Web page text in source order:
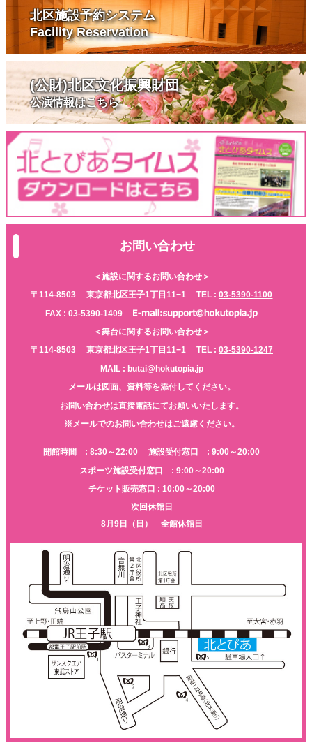
北区施設予約システム
Facility Reservation
(公財)北区文化振興財団
公演情報はこちら
お問い合わせ
＜施設に関するお問い合わせ＞
〒114-8503
東京都北区王子1丁目11−1 TEL :03-5390-1100
FAX : 03-5390-1409
＜舞台に関するお問い合わせ＞
〒114-8503
東京都北区王子1丁目11−1 TEL : 03-5390-1247
MAIL : butai@hokutopia.jp
メールは図面、資料等を添付してください。
お問い合わせは直接電話にてお願いいたします。
※メールでのお問い合わせはご遠慮ください。
開館時間 : 8:30～22:00
施設受付窓口 : 9:00～20:00
スポーツ施設受付窓口 : 9:00～20:00
チケット販売窓口 : 10:00～20:00
次回休館日
8月9日（日） 全館休館日